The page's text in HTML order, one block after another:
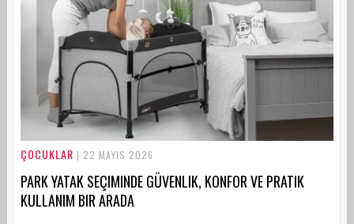
ÇOCUKLAR | 22 MAYIS 2026
PARK YATAK SEÇIMINDE GÜVENLIK, KONFOR VE PRATIK
KULLANIM BIR ARADA